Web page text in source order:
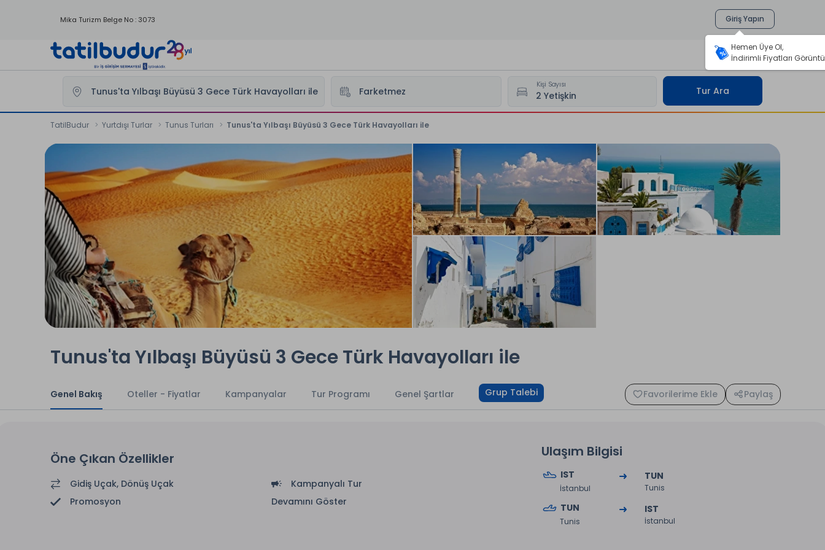
Mika Turizm Belge No : 3073 Giriş Yapın
Kişi Sayısı
Tur Ara
TatilBudur Yurtdışı Turlar Tunus Turları Tunus'ta Yılbaşı Büyüsü 3 Gece Türk Havayolları ile
Tunus'ta Yılbaşı Büyüsü 3 Gece Türk Havayolları ile
Genel Bakış Oteller - Fiyatlar Kampanyalar Tur Programı Genel Şartlar Grup Talebi Favorilerime Ekle Paylaş
Öne Çıkan Özellikler
Gidiş Uçak, Dönüş Uçak
Kampanyalı Tur
Promosyon
Devamını Göster
Ulaşım Bilgisi
IST
İstanbul
TUN
Tunis
TUN
Tunis
IST
İstanbul
Hemen Üye Ol,
İndirimli Fiyatları